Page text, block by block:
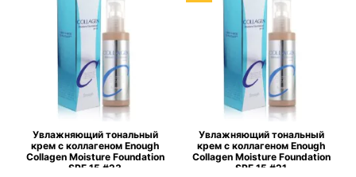
Увлажняющий тональный
крем с коллагеном Enough
Collagen Moisture Foundation
SPF 15 #23
Увлажняющий тональный
крем с коллагеном Enough
Collagen Moisture Foundation
SPF 15 #21